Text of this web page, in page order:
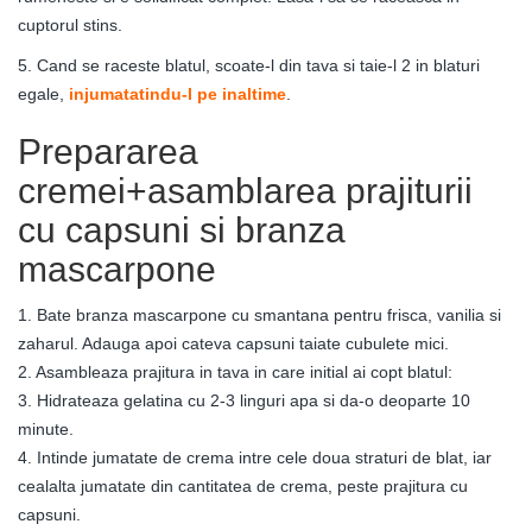
cuptorul stins.
5. Cand se raceste blatul, scoate-l din tava si taie-l 2 in blaturi
egale, injumatatindu-l pe inaltime
Prepararea
cremei+asamblarea prajiturii
cu capsuni si branza
mascarpone
1. Bate branza mascarpone cu smantana pentru frisca, vanilia si
zaharul. Adauga apoi cateva capsuni taiate cubulete mici.
2. Asambleaza prajitura in tava in care initial ai copt blatul:
3. Hidrateaza gelatina cu 2-3 linguri apa si da-o deoparte 10
minute.
4. Intinde jumatate de crema intre cele doua straturi de blat, iar
cealalta jumatate din cantitatea de crema, peste prajitura cu
capsuni.